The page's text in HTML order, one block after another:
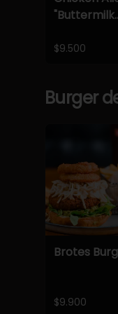
"Buttermilk
$9.500
Burger
Brotes
$9.900